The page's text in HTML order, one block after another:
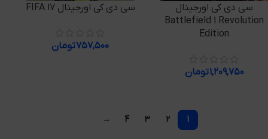
افزودن به سبد خرید
سی دی کی اورجینال
Battlefield 1 Revolution
Edition
۱,۲۰۹,۷۵۰تومان
افزودن به سبد خرید
سی دی کی اورجینال FIFA 17
۷۵۷,۵۰۰تومان
1
2
3
4
→